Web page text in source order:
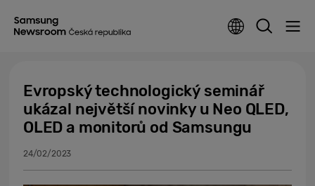
Evropský technologický seminář
ukázal největší novinky u Neo QLED,
OLED a monitorů od Samsungu
24/02/2023